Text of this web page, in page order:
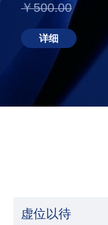
￥500.00
详细
虚位以待